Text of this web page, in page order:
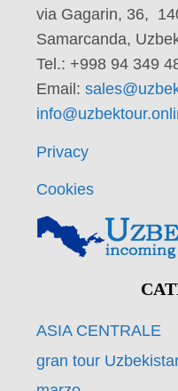
via Gagarin, 36,
Samarcanda,
Tel.: +998 94 349
Email:
Privacy
Cookies
ASIA CENTRALE
gran tour